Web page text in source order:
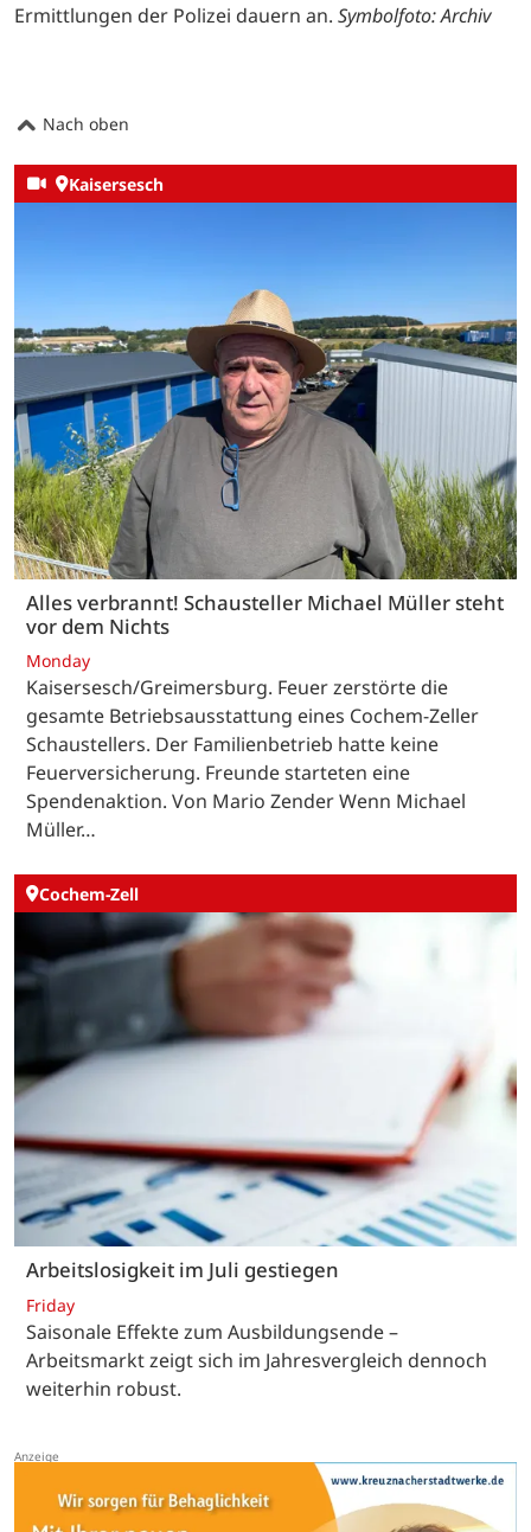
Ermittlungen der Polizei dauern an. Symbolfoto: Archiv
Nach oben
Kaisersesch
Alles verbrannt! Schausteller Michael Müller steht
vor dem Nichts
Monday
Kaisersesch/Greimersburg. Feuer zerstörte die
gesamte Betriebsausstattung eines Cochem-Zeller
Schaustellers. Der Familienbetrieb hatte keine
Feuerversicherung. Freunde starteten eine
Spendenaktion. Von Mario Zender Wenn Michael
Müller…
Cochem-Zell
Arbeitslosigkeit im Juli gestiegen
Friday
Saisonale Effekte zum Ausbildungsende –
Arbeitsmarkt zeigt sich im Jahresvergleich dennoch
weiterhin robust.